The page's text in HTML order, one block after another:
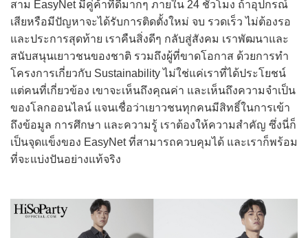
สาม EasyNet มีคู่ค้าที่ดีมากๆ ภายใน 24 ชั่วโมง ถ้าอุปกรณ์
เสียหรือมีปัญหาจะได้รับการติดตั้งใหม่ จบ รวดเร็ว ไม่ต้องรอ
และประการสุดท้าย เราคืนสิ่งดีๆ กลับสู่สังคม เราพัฒนาและ
สนับสนุนเยาวชนของชาติ รวมถึงผู้ที่ขาดโอกาส ด้วยการทำ
โครงการเกี่ยวกับ Sustainability ไม่ใช่แค่เราที่ได้ประโยชน์
แต่คนที่เกี่ยวข้อง เขาจะเห็นถึงคุณค่า และเห็นถึงความจำเป็น
ของโลกออนไลน์ แจนเชื่อว่าเยาวชนทุกคนมีสิทธิ์ในการเข้า
ถึงข้อมูล การศึกษา และความรู้ เราต้องให้ความสำคัญ ซึ่งนี่ก็
เป็นจุดแข็งของ EasyNet ที่สามารถควบคุมได้ และเราก็พร้อม
ที่จะแบ่งปันอย่างแท้จริง